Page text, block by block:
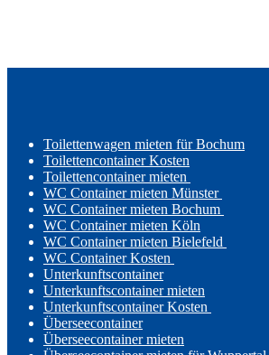
Toilettenwagen mieten für Bochum
Toilettencontainer Kosten
Toilettencontainer mieten
WC Container mieten Münster
WC Container mieten Bochum
WC Container mieten Köln
WC Container mieten Bielefeld
WC Container Kosten
Unterkunftscontainer
Unterkunftscontainer mieten
Unterkunftscontainer Kosten
Überseecontainer
Überseecontainer mieten